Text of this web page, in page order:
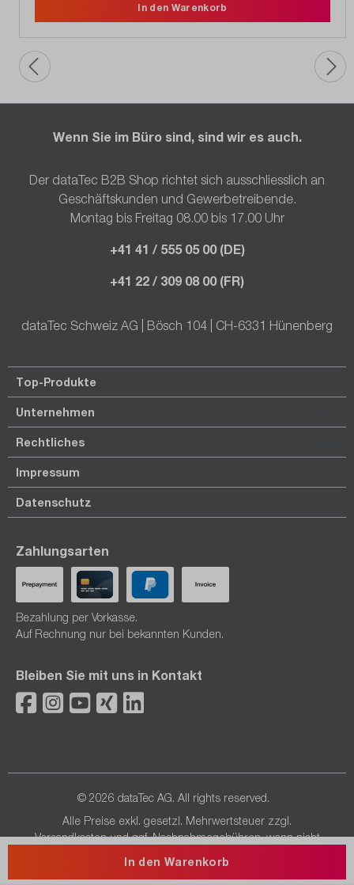
In den Warenkorb
In den Warenkorb
Wenn Sie im Büro sind, sind wir es auch.
Der dataTec B2B Shop richtet sich ausschliesslich an
Geschäftskunden und Gewerbetreibende.
Montag bis Freitag 08.00 bis 17.00 Uhr
+41 41 / 555 05 00 (DE)
+41 22 / 309 08 00 (FR)
dataTec Schweiz AG | Bösch 104 | CH-6331 Hünenberg
Top-Produkte
Unternehmen
Rechtliches
Impressum
Datenschutz
Zahlungsarten
Bezahlung per Vorkasse.
Auf Rechnung nur bei bekannten Kunden.
Bleiben Sie mit uns in Kontakt
© 2026 dataTec AG. All rights reserved.
Alle Preise exkl. gesetzl. Mehrwertsteuer zzgl.
Versandkostenund ggf. Nachnahmegebühren, wenn nicht